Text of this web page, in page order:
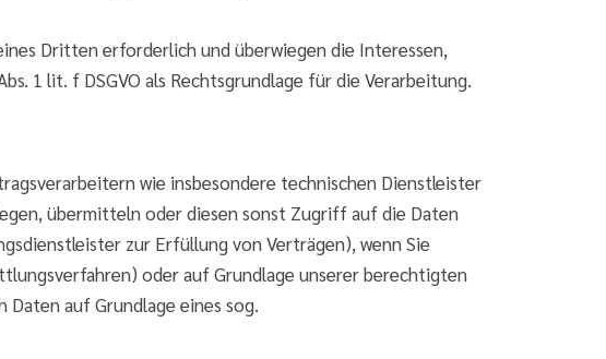
Dritten erforderlich und überwiegen die Interessen,
1 lit. f DSGVO als Rechtsgrundlage für die Verarbeitung.
wie insbesondere technischen Dienstleister
übermitteln oder diesen sonst Zugriff auf die Daten
zur Erfüllung von Verträgen), wenn Sie
oder auf Grundlage unserer berechtigten
auf Grundlage eines sog.